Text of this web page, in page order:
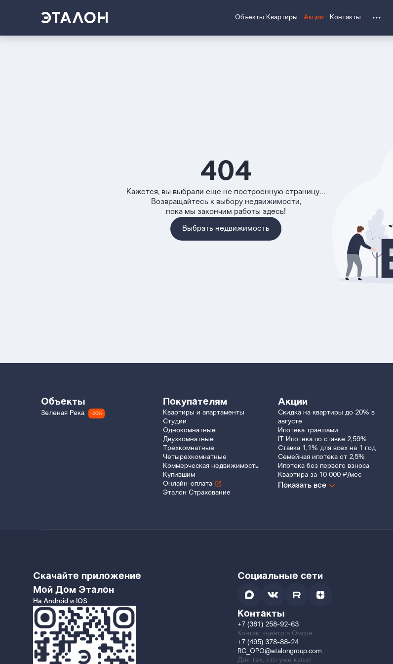
Объекты Квартиры Акции Контакты
404
Кажется, вы выбрали еще не построенную страницу...
Возвращайтесь к выбору недвижимости,
пока мы закончим работы здесь!
Выбрать недвижимость
Объекты
Зеленая Река -20%
Покупателям
Квартиры и апартаменты
Студии
Однокомнатные
Двухкомнатные
Трехкомнатные
Четырехкомнатные
Коммерческая недвижимость
Купившим
Онлайн-оплата
Эталон Страхование
Акции
Скидка на квартиры до 20% в
августе
Ипотека траншами
IT Ипотека по ставке 2,59%
Ставка 1,1% для всех на 1 год
Семейная ипотека от 2,5%
Ипотека без первого взноса
Квартира за 10 000 ₽/мес
Показать все
Скачайте приложение
Мой Дом Эталон
На Android и IOS
Социальные сети
Контакты
+7 (381) 258-92-63
Контакт-центр в Омске
+7 (495) 378-88-24
RC_OPO@etalongroup.com
Для тех, кто уже купил